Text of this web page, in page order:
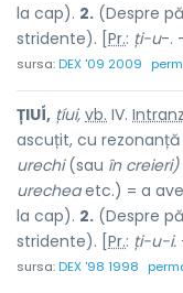
la cap). 2. (Despre
stridente). [ Pr.: ți-u-.
sursa:DEX '09 2009
ȚIUÍ, țíui, vb. IV.
ascuțit, cu
urechi(sau în creieri)
urecheaetc.) = a
la cap). 2. (Despre
stridente). [ Pr.: ți-u-i.
sursa:DEX '98 1998